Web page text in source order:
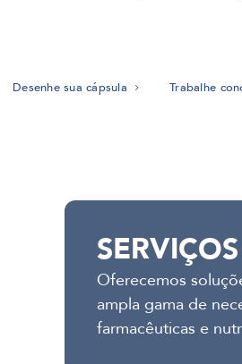
Desenhe sua cápsula Trabalhe
SERVIÇOS
Oferecemos
ampla gama de
farmacêuticas e